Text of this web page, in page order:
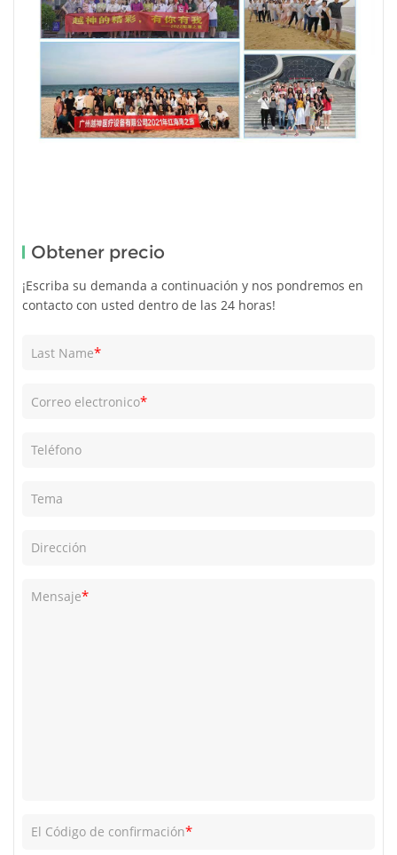
Obtener precio
¡Escriba su demanda a continuación y nos pondremos en
contacto con usted dentro de las 24 horas!
Last Name*
Correo electronico*
Teléfono
Tema
Dirección
Mensaje*
El Código de confirmación*